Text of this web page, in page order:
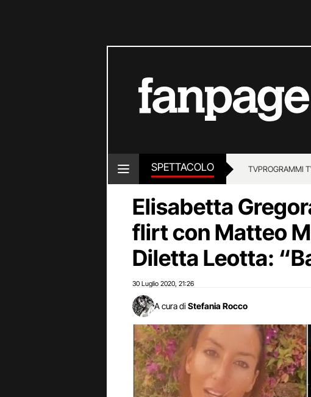
SPETTACOLO TVPROGRAMMI
Elisabetta
flirt con Matteo
Diletta Leotta:
30 Luglio 2020 21:26
A cura di Stefania Rocco